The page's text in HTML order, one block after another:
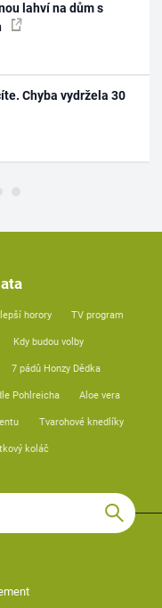
lahví na dům s
Chyba vydržela 30
horory TV program
Kdy budou volby
7 pádů Honzy Dědka
Pohlreicha Aloe vera
Tvarohové knedlíky
koláč